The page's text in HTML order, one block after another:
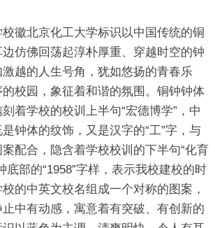
北京化工大学标识以中国传统的铜
仿佛回荡起淳朴厚重、穿越时空的钟
越的人生号角，犹如悠扬的青春乐
校园，象征着和谐的氛围。铜钟钟体
着学校的校训上半句“宏德博学”，中
钟体的纹饰，又是汉字的“工”字，与
配合，隐含着学校校训的下半句“化育
底部的“1958”字样，表示我校建校的时
的中英文校名组成一个对称的图案，
中有动感，寓意着有突破、有创新的